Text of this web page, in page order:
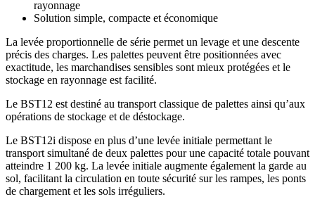
rayonnage
Solution simple, compacte et économique
La levée proportionnelle de série permet un levage et une descente
précis des charges. Les palettes peuvent être positionnées avec
exactitude, les marchandises sensibles sont mieux protégées et le
stockage en rayonnage est facilité.
Le BST12 est destiné au transport classique de palettes ainsi qu’aux
opérations de stockage et de déstockage.
Le BST12i dispose en plus d’une levée initiale permettant le
transport simultané de deux palettes pour une capacité totale pouvant
atteindre 1 200 kg. La levée initiale augmente également la garde au
sol, facilitant la circulation en toute sécurité sur les rampes, les ponts
de chargement et les sols irréguliers.